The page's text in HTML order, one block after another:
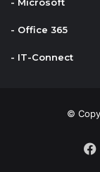
- Office 365
- IT-Connect
©